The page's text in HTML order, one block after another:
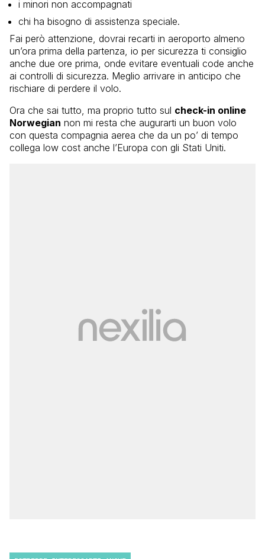
i minori non accompagnati
chi ha bisogno di assistenza speciale.
Fai però attenzione, dovrai recarti in aeroporto almeno
un’ora prima della partenza, io per sicurezza ti consiglio
anche due ore prima, onde evitare eventuali code anche
ai controlli di sicurezza. Meglio arrivare in anticipo che
rischiare di perdere il volo.
Ora che sai tutto, ma proprio tutto sul check-in online
Norwegian non mi resta che augurarti un buon volo
con questa compagnia aerea che da un po’ di tempo
collega low cost anche l’Europa con gli Stati Uniti.